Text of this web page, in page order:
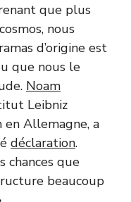
que plus
nous
d’origine est
que nous le
Noam
Leibniz
en Allemagne, a
déclaration.
chances que
beaucoup